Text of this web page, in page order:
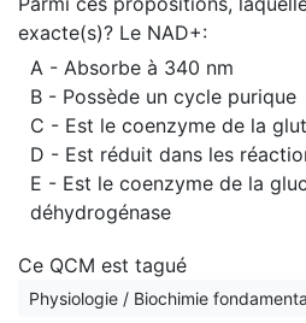
exacte(s)? Le NAD+:
A - Absorbe à 340 nm
B - Possède un cycle purique
C - Est le coenzyme de la
D - Est réduit dans les
E - Est le coenzyme de la
déhydrogénase
Ce QCM est tagué
Physiologie / Biochimie